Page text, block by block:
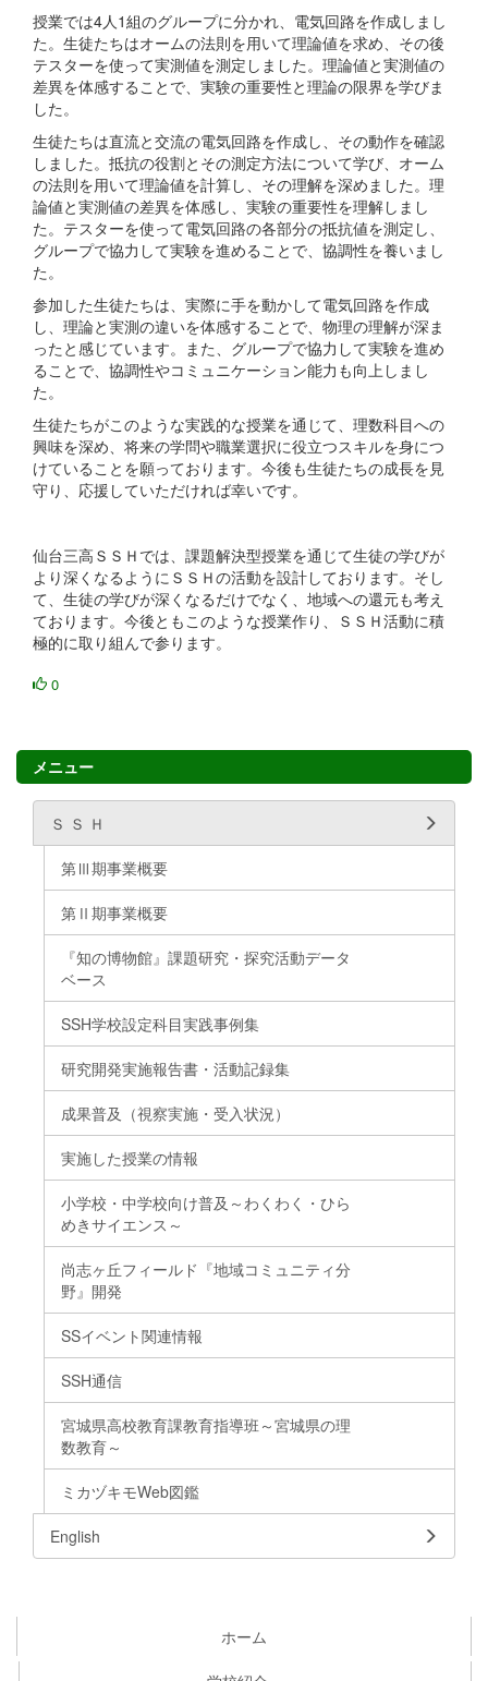
授業では4人1組のグループに分かれ、電気回路を作成しまし
た。生徒たちはオームの法則を用いて理論値を求め、その後
テスターを使って実測値を測定しました。理論値と実測値の
差異を体感することで、実験の重要性と理論の限界を学びま
した。
生徒たちは直流と交流の電気回路を作成し、その動作を確認
しました。抵抗の役割とその測定方法について学び、オーム
の法則を用いて理論値を計算し、その理解を深めました。理
論値と実測値の差異を体感し、実験の重要性を理解しまし
た。テスターを使って電気回路の各部分の抵抗値を測定し、
グループで協力して実験を進めることで、協調性を養いまし
た。
参加した生徒たちは、実際に手を動かして電気回路を作成
し、理論と実測の違いを体感することで、物理の理解が深ま
ったと感じています。また、グループで協力して実験を進め
ることで、協調性やコミュニケーション能力も向上しまし
た。
生徒たちがこのような実践的な授業を通じて、理数科目への
興味を深め、将来の学問や職業選択に役立つスキルを身につ
けていることを願っております。今後も生徒たちの成長を見
守り、応援していただければ幸いです。
仙台三高ＳＳＨでは、課題解決型授業を通じて生徒の学びが
より深くなるようにＳＳＨの活動を設計しております。そし
て、生徒の学びが深くなるだけでなく、地域への還元も考え
ております。今後ともこのような授業作り、ＳＳＨ活動に積
極的に取り組んで参ります。
0
メニュー
Ｓ Ｓ Ｈ
第Ⅲ期事業概要
第Ⅱ期事業概要
『知の博物館』課題研究・探究活動データ
ベース
SSH学校設定科目実践事例集
研究開発実施報告書・活動記録集
成果普及（視察実施・受入状況）
実施した授業の情報
小学校・中学校向け普及～わくわく・ひら
めきサイエンス～
尚志ヶ丘フィールド『地域コミュニティ分
野』開発
SSイベント関連情報
SSH通信
宮城県高校教育課教育指導班～宮城県の理
数教育～
ミカヅキモWeb図鑑
English
ホーム